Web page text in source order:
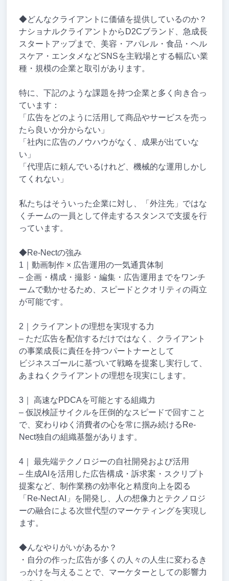
◆どんなクライアントに価値を提供しているのか？
ナショナルクライアントからD2Cブランド、急成長
スタートアップまで、美容・アパレル・食品・ヘル
スケア・エンタメなどSNSを主戦場とする幅広い業
種・規模の企業と取引があります。
特に、下記のような課題を持つ企業と多く向き合っ
ています：
「広告をどのように活用して商品やサービスを売っ
たら良いか分からない」
「社内に広告のノウハウがなく、成果が出ていな
い」
「代理店に頼んでいるけれど、機械的な運用しかし
てくれない」
私たちはそういった企業に対し、「外注先」ではな
くチームの一員として伴走するスタンスで支援を行
っています。
◆Re-Nectの強み
1｜動画制作 × 広告運用の一気通貫体制
– 企画・構成・撮影・編集・広告運用までをワンチ
ームで動かせるため、スピードとクオリティの両立
が可能です。
2｜クライアントの理想を実現する力
– ただ広告を配信するだけではなく、クライアント
の事業成長に責任を持つパートナーとして
ビジネスゴールに基づいて戦略を提案し実行して、
あまねくクライアントの理想を現実にします。
3｜ 高速なPDCAを可能とする組織力
– 仮説検証サイクルを圧倒的なスピードで回すこと
で、変わりゆく消費者の心を常に掴み続けるRe-
Nect独自の組織基盤があります。
4｜ 最先端テクノロジーの自社開発および活用
– 生成AIを活用した広告構成・訴求案・スクリプト
提案など、制作業務の効率化と精度向上を図る
「Re-Nect AI」を開発し、人の想像力とテクノロジ
ーの融合による次世代型のマーケティングを実現し
ます。
◆んなやりがいがあるか？
・自分の作った広告が多くの人々の人生に変わるき
っかけを与えることで、マーケターとしての影響力